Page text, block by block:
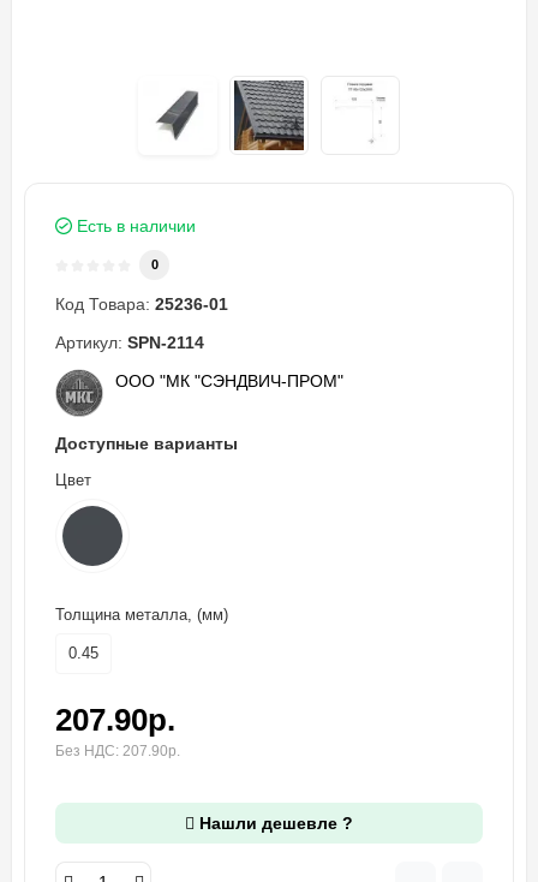
Есть в наличии
0
Код Товара: 25236-01
Артикул: SPN-2114
ООО "МК "СЭНДВИЧ-ПРОМ"
Доступные варианты
Цвет
Толщина металла, (мм)
0.45
207.90р.
Без НДС: 207.90р.
Нашли дешевле ?